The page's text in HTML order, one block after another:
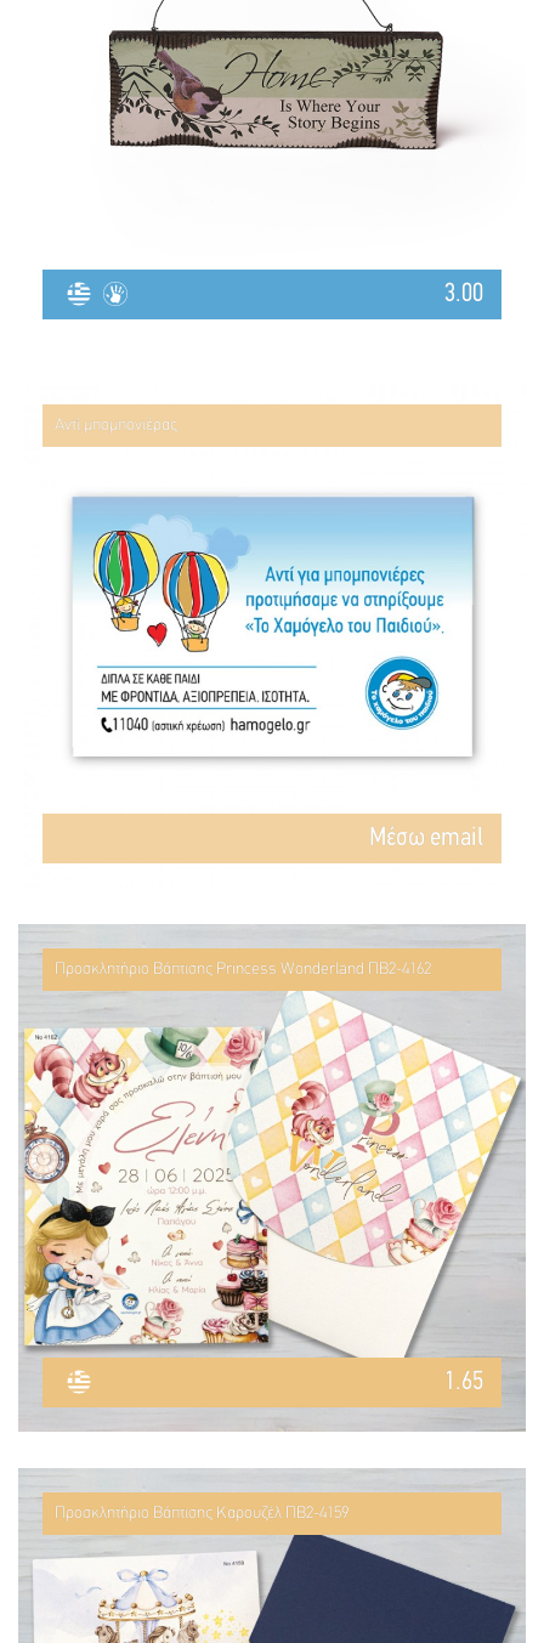
3.00
Αντί μπομπονιέρας
Mέσω email
Προσκλητήριο Βάπτισης Princess Wonderland ΠΒ2-4162
1.65
Προσκλητήριο Βάπτισης Καρουζέλ ΠΒ2-4159